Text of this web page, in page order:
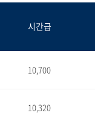
시간급
10,700
10,320